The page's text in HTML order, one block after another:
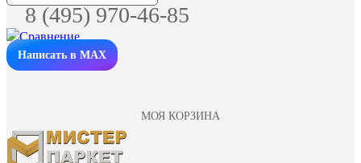
8 (495) 970-46-85
Написать в MAX
МОЯ КОРЗИНА